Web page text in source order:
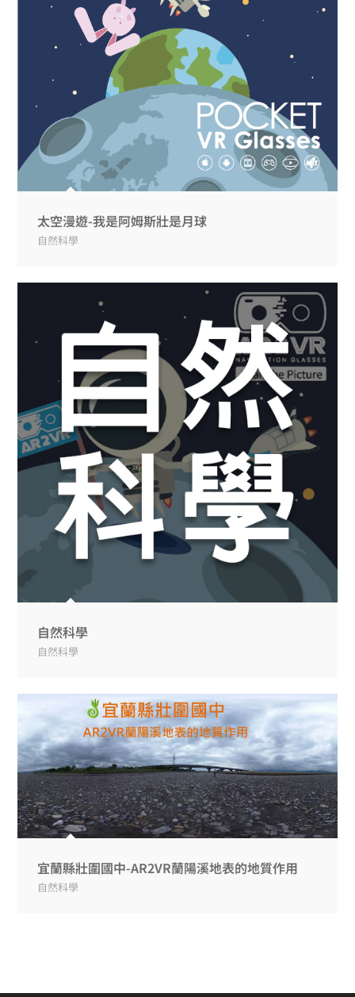
太空漫遊-我是阿姆斯壯是月球
自然科學
自然科學
自然科學
宜蘭縣壯圍國中-AR2VR蘭陽溪地表的地質作用
自然科學